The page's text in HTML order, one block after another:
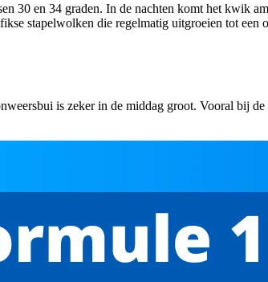
30 en 34 graden. In de nachten komt het kwik
stapelwolken die regelmatig uitgroeien tot een
is zeker in de middag groot. Vooral bij